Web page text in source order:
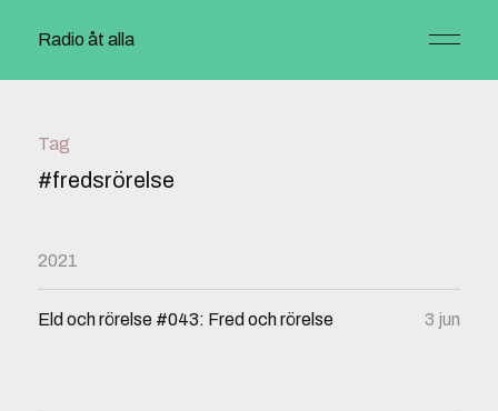
Radio åt alla
Tag
#fredsrörelse
2021
Eld och rörelse #043: Fred och rörelse 3 jun